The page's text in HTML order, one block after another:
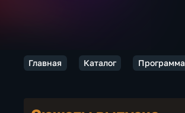
Главная Каталог Программа